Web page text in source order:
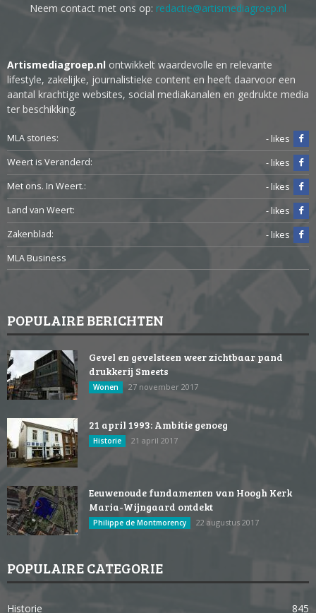
Neem contact met ons op: redactie@artismediagroep.nl
Artismediagroep.nl ontwikkelt waardevolle en relevante
lifestyle, zakelijke, journalistieke content en heeft daarvoor een
aantal krachtige websites, social mediakanalen en gedrukte media
ter beschikking.
MLA stories:
- likes
Weert is Veranderd:
- likes
Met ons. In Weert.:
- likes
Land van Weert:
- likes
Zakenblad:
- likes
MLA Business
POPULAIRE BERICHTEN
Gevel en gevelsteen weer zichtbaar pand
drukkerij Smeets
Wonen 27 november 2017
21 april 1993: Ambitie genoeg
Historie 21 april 2017
Eeuwenoude fundamenten van Hoogh Kerk
Maria-Wijngaard ontdekt
Philippe de Montmorency 22 augustus 2017
POPULAIRE CATEGORIE
Historie 845